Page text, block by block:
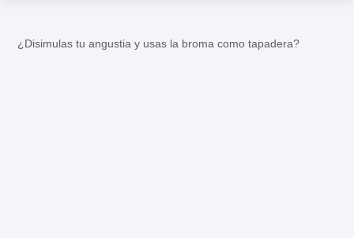
¿Disimulas tu angustia y usas la broma como tapadera?